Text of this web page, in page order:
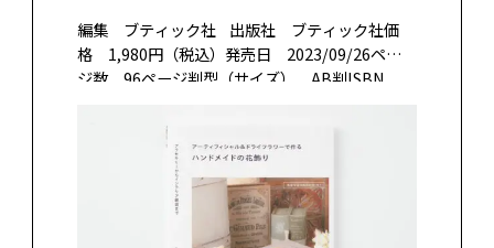
編集 ブティック社 出版社 ブティック社価
格 1,980円（税込）発売日 2023/09/26ペー
ジ数 96ページ判型（サイズ） AB判ISBN